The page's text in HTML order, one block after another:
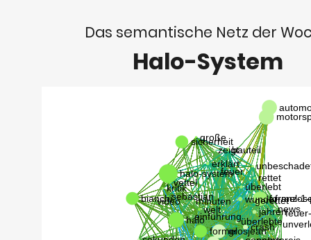
Das semantische Netz der
Halo-System